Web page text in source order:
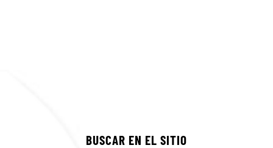
BUSCAR EN EL SITIO